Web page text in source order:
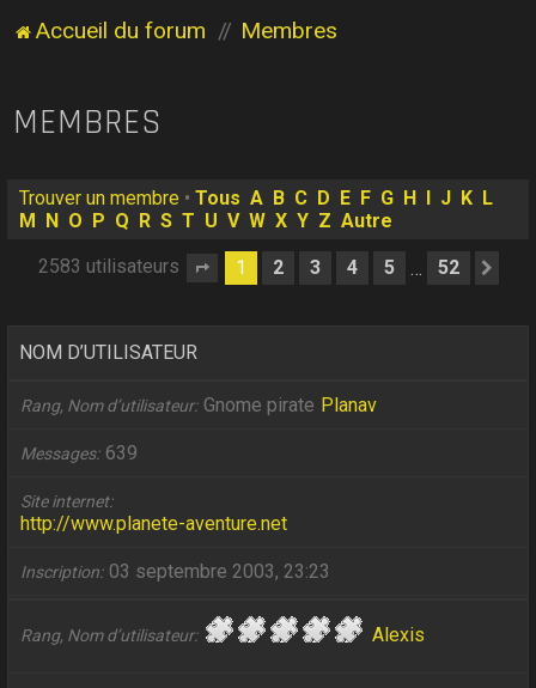
Accueil du forum Membres
MEMBRES
Trouver un membre •Tous A B C D E F G H J K L
M
N O P Q R S T U V W X Y Z Autre
2583 utilisateurs Page 1sur52
1 2 3 4 5 … 52
NOM D’UTILISATEUR
Rang, Nom d’utilisateur Gnome pirate Planav
Messages 639
Site internet
http://www.planete-aventure.net
Inscription 03 septembre 2003, 23:23
Rang, Nom d’utilisateur Alexis